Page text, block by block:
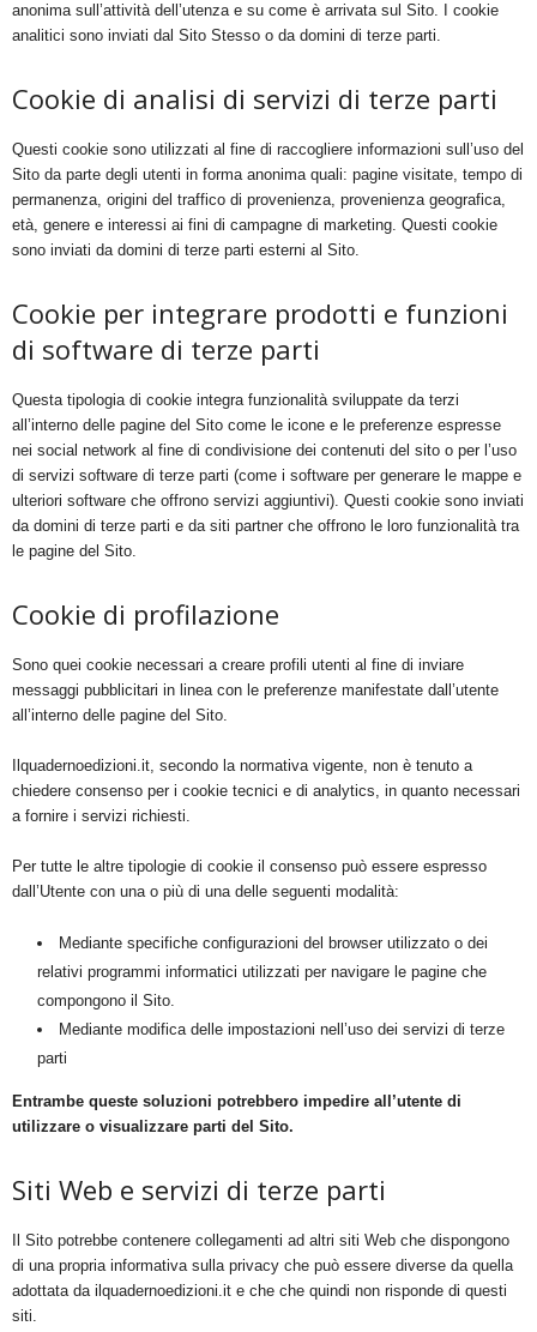
anonima sull’attività dell’utenza e su come è arrivata sul Sito. I cookie
analitici sono inviati dal Sito Stesso o da domini di terze parti.
Cookie di analisi di servizi di terze parti
Questi cookie sono utilizzati al fine di raccogliere informazioni sull’uso del
Sito da parte degli utenti in forma anonima quali: pagine visitate, tempo di
permanenza, origini del traffico di provenienza, provenienza geografica,
età, genere e interessi ai fini di campagne di marketing. Questi cookie
sono inviati da domini di terze parti esterni al Sito.
Cookie per integrare prodotti e funzioni
di software di terze parti
Questa tipologia di cookie integra funzionalità sviluppate da terzi
all’interno delle pagine del Sito come le icone e le preferenze espresse
nei social network al fine di condivisione dei contenuti del sito o per l’uso
di servizi software di terze parti (come i software per generare le mappe e
ulteriori software che offrono servizi aggiuntivi). Questi cookie sono inviati
da domini di terze parti e da siti partner che offrono le loro funzionalità tra
le pagine del Sito.
Cookie di profilazione
Sono quei cookie necessari a creare profili utenti al fine di inviare
messaggi pubblicitari in linea con le preferenze manifestate dall’utente
all’interno delle pagine del Sito.
Ilquadernoedizioni.it, secondo la normativa vigente, non è tenuto a
chiedere consenso per i cookie tecnici e di analytics, in quanto necessari
a fornire i servizi richiesti.
Per tutte le altre tipologie di cookie il consenso può essere espresso
dall’Utente con una o più di una delle seguenti modalità:
Mediante specifiche configurazioni del browser utilizzato o dei
relativi programmi informatici utilizzati per navigare le pagine che
compongono il Sito.
Mediante modifica delle impostazioni nell’uso dei servizi di terze
parti
Entrambe queste soluzioni potrebbero impedire all’utente di
utilizzare o visualizzare parti del Sito.
Siti Web e servizi di terze parti
Il Sito potrebbe contenere collegamenti ad altri siti Web che dispongono
di una propria informativa sulla privacy che può essere diverse da quella
adottata da ilquadernoedizioni.it e che che quindi non risponde di questi
siti.